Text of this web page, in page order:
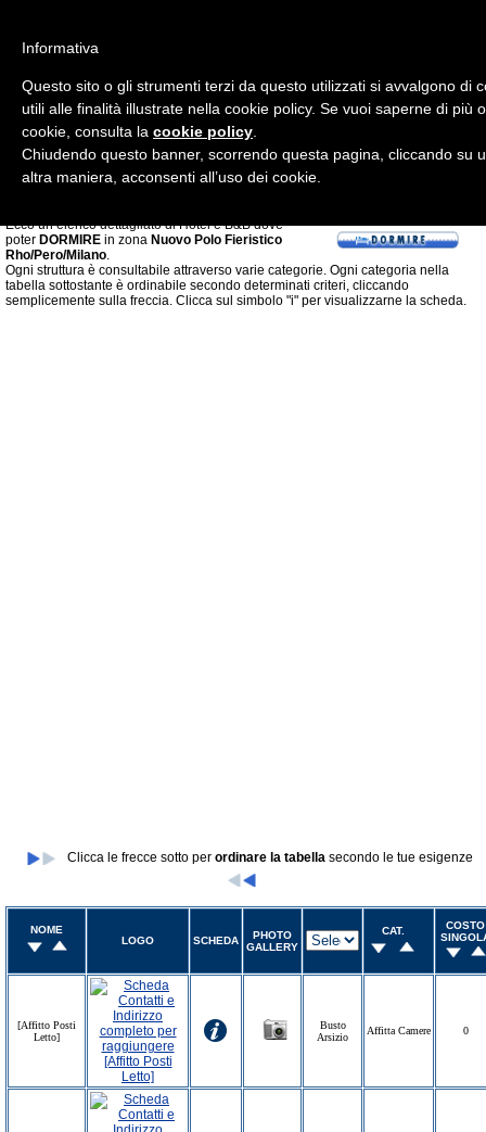
Ecco un elenco dettagliato di Hotel e B&B dove
poter DORMIRE in zona Nuovo Polo Fieristico
Rho/Pero/Milano.
Ogni struttura è consultabile attraverso varie categorie. Ogni categoria nella
tabella sottostante è ordinabile secondo determinati criteri, cliccando
semplicemente sulla freccia. Clicca sul simbolo "i" per visualizzarne la scheda.
Clicca le frecce sotto per ordinare la tabella secondo le tue esigenze
NOME
LOGO
SCHEDA
PHOTO
GALLERY
CAT.
COSTO
[Affitto Posti
Letto]
Busto
Arsizio
Affitta Camere 0
Informativa
Questo sito o gli strumenti terzi da questo utilizzati si avvalgono di
utili alle finalità illustrate nella cookie policy. Se vuoi saperne di più
cookie, consulta la cookie policy
Chiudendo questo banner, scorrendo questa pagina, cliccando su
altra maniera, acconsenti all’uso dei cookie.